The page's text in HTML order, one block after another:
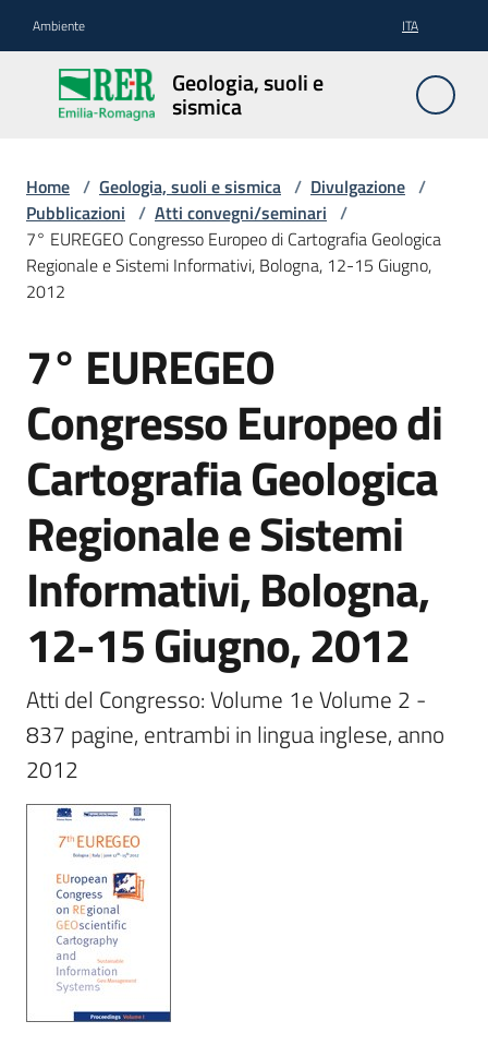
Ambiente ITA
Geologia, suoli e
sismica
Geologia,
suoli e
sismica
Geologia
Cartografia
banche
Divulgazione
Seguici
su
Home / Geologia, suoli e sismica / Divulgazione /
Pubblicazioni / Atti convegni/seminari /
7° EUREGEO Congresso Europeo di Cartografia Geologica
Regionale e Sistemi Informativi, Bologna, 12-15 Giugno,
2012
Salta al contenuto
7° EUREGEO
Congresso Europeo di
Cartografia Geologica
Regionale e Sistemi
Informativi, Bologna,
12-15 Giugno, 2012
Atti del Congresso: Volume 1e Volume 2 -
837 pagine, entrambi in lingua inglese, anno
2012